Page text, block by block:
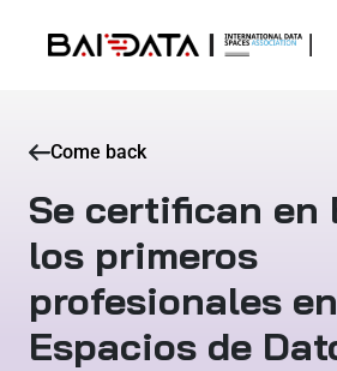
Come back
Se certifican en
los primeros
profesionales en
Espacios de